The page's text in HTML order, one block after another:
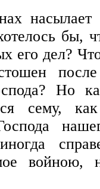
насылает
бы,
его дел?
после
Но
сему,
войною,